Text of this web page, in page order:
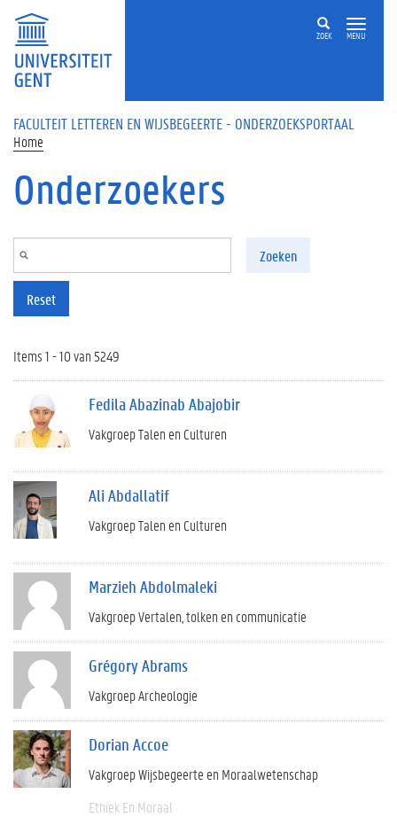
Overslaan en naar de inhoud gaan
ZOEK MENU
FACULTEIT LETTEREN EN WIJSBEGEERTE - ONDERZOEKSPORTAAL
Home
Onderzoekers
Zoeken
Reset
Items 1 - 10 van 5249
Fedila Abazinab Abajobir
Vakgroep Talen en Culturen
Ali Abdallatif
Vakgroep Talen en Culturen
Marzieh Abdolmaleki
Vakgroep Vertalen, tolken en communicatie
Grégory Abrams
Vakgroep Archeologie
Dorian Accoe
Vakgroep Wijsbegeerte en Moraalwetenschap
Ethiek En Moraal